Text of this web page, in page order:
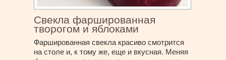
Свекла фаршированная
творогом и яблоками
Фаршированная свекла красиво смотрится
на столе и, к тому же, еще и вкусная. Меняя